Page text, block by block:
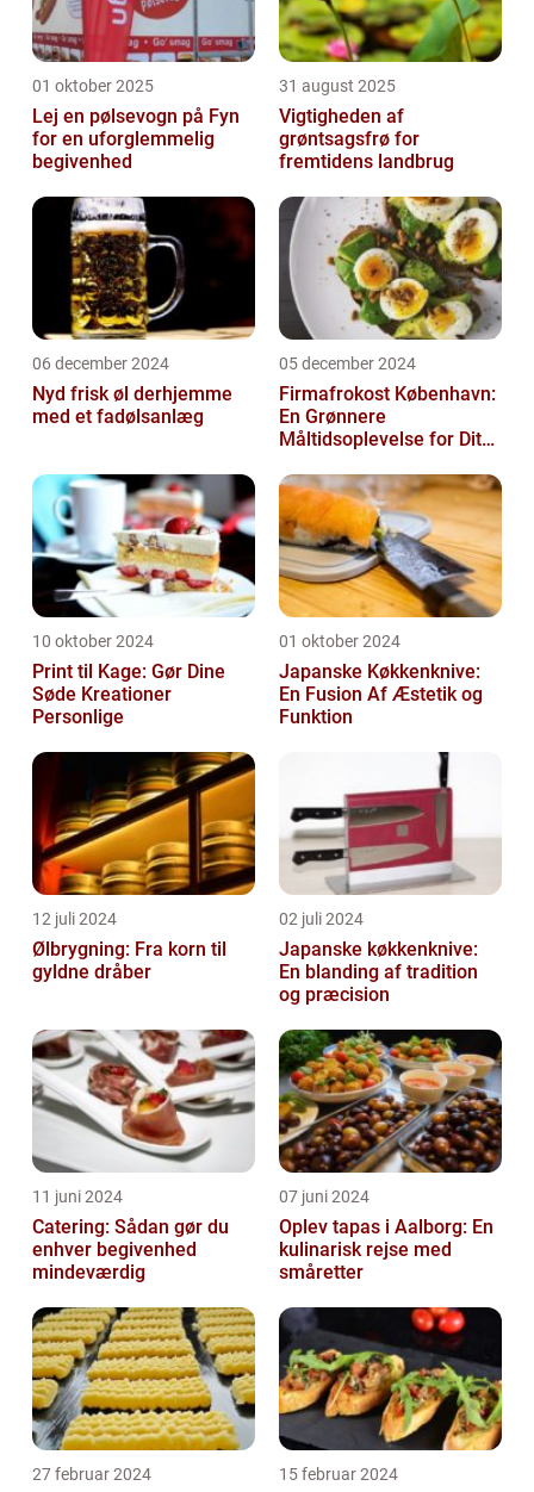
01 oktober 2025
Lej en pølsevogn på Fyn
for en uforglemmelig
begivenhed
31 august 2025
Vigtigheden af
grøntsagsfrø for
fremtidens landbrug
06 december 2024
Nyd frisk øl derhjemme
med et fadølsanlæg
05 december 2024
Firmafrokost København:
En Grønnere
Måltidsoplevelse for Dit
10 oktober 2024
Print til Kage: Gør Dine
Søde Kreationer
Personlige
01 oktober 2024
Japanske Køkkenknive:
En Fusion Af Æstetik og
Funktion
12 juli 2024
Ølbrygning: Fra korn til
gyldne dråber
02 juli 2024
Japanske køkkenknive:
En blanding af tradition
og præcision
11 juni 2024
Catering: Sådan gør du
enhver begivenhed
mindeværdig
07 juni 2024
Oplev tapas i Aalborg: En
kulinarisk rejse med
småretter
27 februar 2024 15 februar 2024